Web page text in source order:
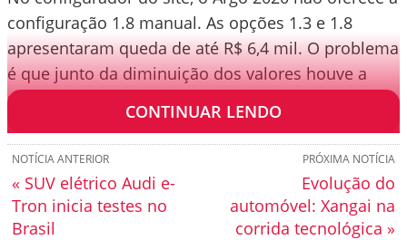
configuração 1.8 manual. As opções 1.3 e 1.8
apresentaram queda de até R$ 6,4 mil. O problema
é que junto da diminuição dos valores houve a
retirada de equipamentos.
CONTINUAR LENDO
PRÓXIMA NOTÍCIA
Evolução do
automóvel: Xangai na
corrida tecnológica »
NOTÍCIA ANTERIOR
« SUV elétrico Audi e-
Tron inicia testes no
Brasil